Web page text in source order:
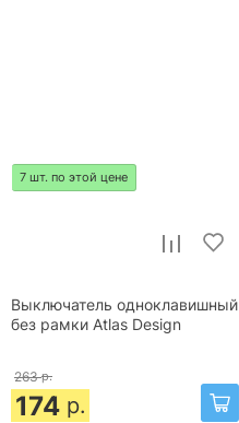
7 шт. по этой цене
Выключатель одноклавишный
без рамки Atlas Design
263 р.
174 р.